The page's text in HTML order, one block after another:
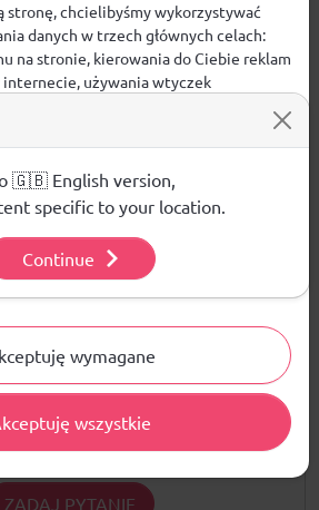
oryginalne
21 x 8,5 x 7 cm
Opinie
OCENA:
żadnej recenzji produktu
i odpowiedzi
pytań. Bądź pierwszy :)
ZADAJ PYTANIE
stronę, chcielibyśmy wykorzystywać
danych w trzech głównych celach:
na stronie, kierowania do Ciebie reklam
używania wtyczek
o plikach cookie i tym, jak
dane, odwiedź naszą Polityką
wymagane
wszystkie
🇬🇧 English version,
specific to your location.
Continue